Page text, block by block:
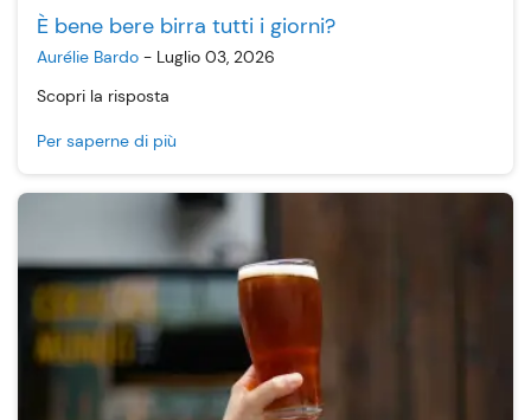
È bene bere birra tutti i giorni?
Aurélie Bardo - Luglio 03, 2026
Scopri la risposta
Per saperne di più